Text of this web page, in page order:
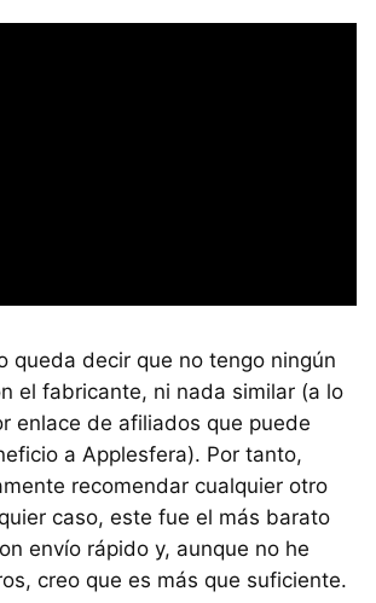
queda decir que no tengo ningún
el fabricante, ni nada similar (a lo
enlace de afiliados que puede
a Applesfera). Por tanto,
recomendar cualquier otro
caso, este fue el más barato
envío rápido y, aunque no he
creo que es más que suficiente.